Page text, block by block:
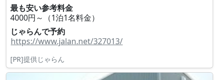
最も安い参考料金
4000円～（1泊1名料金）
じゃらんで予約
https://www.jalan.net/327013/
[PR]提供じゃらん